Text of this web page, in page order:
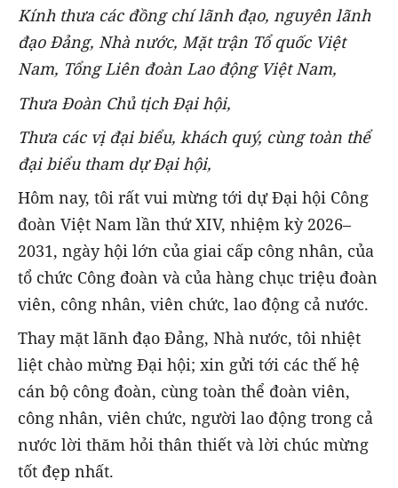
Kính thưa các đồng chí lãnh đạo, nguyên lãnh
đạo Đảng, Nhà nước, Mặt trận Tổ quốc Việt
Nam, Tổng Liên đoàn Lao động Việt Nam,
Thưa Đoàn Chủ tịch Đại hội,
Thưa các vị đại biểu, khách quý, cùng toàn thể
đạibiểu tham dựĐại hội,
Hôm nay, tôi rất vui mừng tới dự Đại hội Công
đoàn Việt Nam lần thứ XIV, nhiệm kỳ 2026–
2031, ngày hội lớn của giai cấp công nhân, của
tổ chức Công đoàn và của hàng chục triệu đoàn
viên, công nhân, viên chức, lao động cả nước.
Thay mặt lãnh đạo Đảng, Nhà nước, tôi nhiệt
liệt chào mừng Đại hội; xin gửi tới các thế hệ
cán bộ công đoàn, cùng toàn thể đoàn viên,
công nhân, viên chức, người lao động trong cả
nước lời thăm hỏi thân thiết và lời chúc mừng
tốt đẹp nhất.